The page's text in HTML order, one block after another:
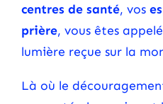
centres de santé, vos
prière, vous êtes
lumière reçue sur la
Là où le